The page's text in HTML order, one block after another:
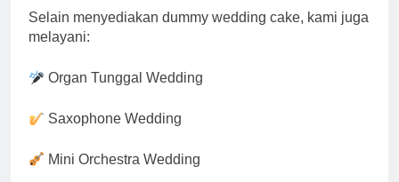
Selain menyediakan dummy wedding cake, kami juga
melayani:
Organ Tunggal Wedding
Saxophone Wedding
Mini Orchestra Wedding